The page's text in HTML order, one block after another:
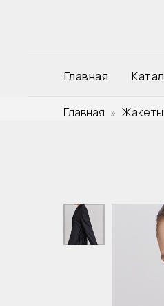
Главная
Главная Жакеты